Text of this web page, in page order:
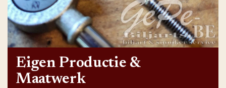
Eigen Productie &
Maatwerk